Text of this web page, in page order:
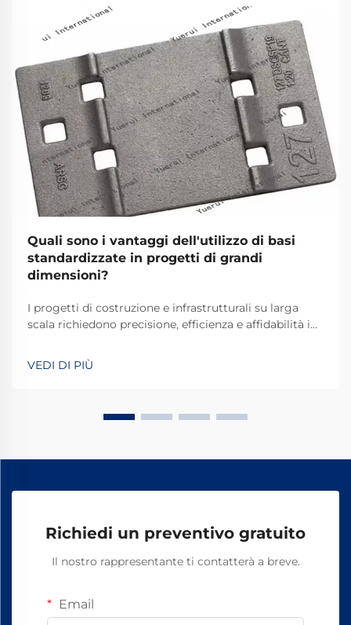
Quali sono i vantaggi dell'utilizzo di basi
standardizzate in progetti di grandi
dimensioni?
I progetti di costruzione e infrastrutturali su larga
scala richiedono precisione, efficienza e affidabilità in
fondamentali che garantiscono il successo del
progetto, le piastre di base standardizzate si
VEDI DI PIÙ
Richiedi un preventivo gratuito
Il nostro rappresentante ti contatterà a breve.
Email